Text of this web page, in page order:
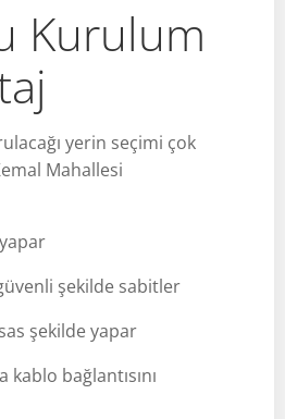
Kurulum
yerin seçimi çok
Mahallesi
şekilde sabitler
şekilde yapar
bağlantısını